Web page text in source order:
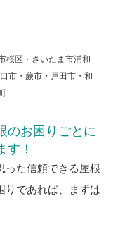
桜区・さいたま市浦和
市・蕨市・戸田市・和
のお困りごとに
す！
った信頼できる屋根
りであれば、まずは